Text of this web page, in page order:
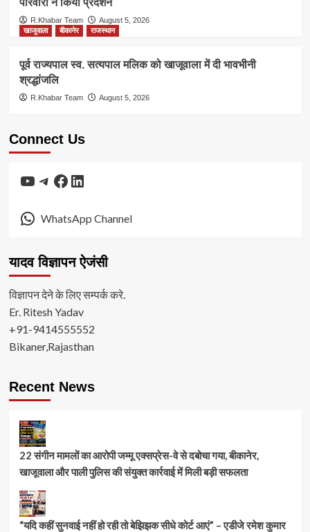
परिवारों ने किया प्रदर्शन
R.Khabar Team
August 5, 2026
खाजूवाला
बीकानेर राजस्थान
पूर्व राज्यपाल स्व. सत्यपाल मलिक को खाजूवाला में दी भावभीनी
श्रद्धांजलि
R.Khabar Team August 5, 2026
Connect Us
YouTube
Telegram
Facebook
LinkedIn
WhatsApp Channel
यादव विज्ञापन ऐजंसी
विज्ञापन देने के लिए सम्पर्क करे.
Er. Ritesh Yadav
+91-9414555552
Bikaner,Rajasthan
Recent News
22 संगीन मामलों का आरोपी जम्मू एक्सप्रेस-वे से दबोचा गया, बीकानेर,
खाजूवाला और पाली पुलिस की संयुक्त कार्रवाई में मिली बड़ी सफलता
“यदि कहीं सुनवाई नहीं हो रही तो बेझिझक सीधे कोर्ट आएं” – एडीजे रमेश कुमार